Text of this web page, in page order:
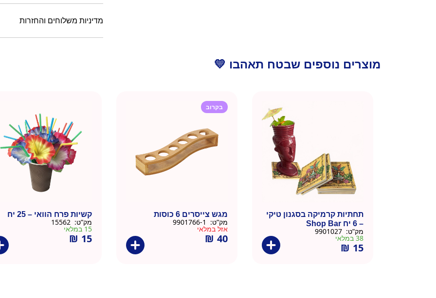
מדיניות משלוחים והחזרות
מוצרים נוספים שבטח תאהבו 💛
תחתיות קרמיקה בסגנון טיקי
– 6 יח Shop Bar
מק”ט:
38 במלאי
₪ 15
בקרוב
מגש צייסרים 6 כוסות
מק”ט:
אזל במלאי
₪ 40
קשיות פרח הוואי – 25 יח
מק”ט:
15 במלאי
₪ 15